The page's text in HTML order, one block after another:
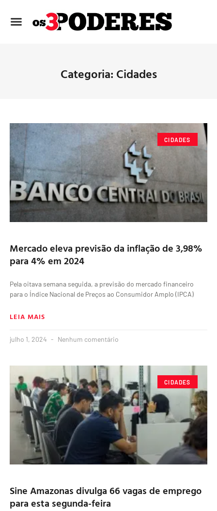
Categoria: Cidades
CIDADES
Mercado eleva previsão da inflação de 3,98%
para 4% em 2024
Pela oitava semana seguida, a previsão do mercado financeiro
para o Índice Nacional de Preços ao Consumidor Amplo (IPCA)
LEIA MAIS
julho 1, 2024 Nenhum comentário
CIDADES
Sine Amazonas divulga 66 vagas de emprego
para esta segunda-feira